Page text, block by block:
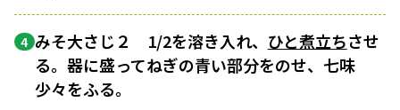
4 みそ大さじ２ 1/2を溶き入れ、 ひと煮立ちさせ
る。器に盛ってねぎの青い部分をのせ、七味
少々をふる。